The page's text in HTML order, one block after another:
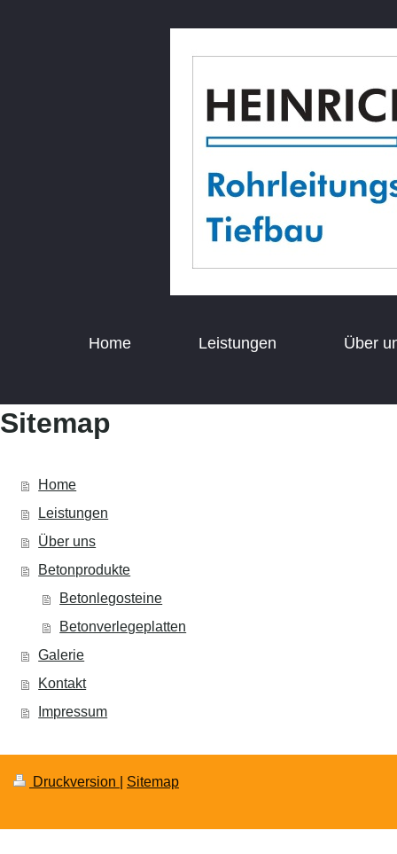
Home Leistungen Über
Sitemap
Home
Leistungen
Über uns
Betonprodukte
Betonlegosteine
Betonverlegeplatten
Galerie
Kontakt
Impressum
Druckversion Sitemap